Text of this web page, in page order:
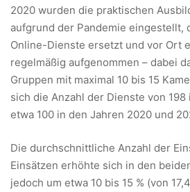
2020 wurden die praktischen
aufgrund der Pandemie eingestellt,
Online-Dienste ersetzt und vor Ort
regelmäßig aufgenommen – dabei
Gruppen mit maximal 10 bis 15
sich die Anzahl der Dienste von 198
etwa 100 in den Jahren 2020 und
Die durchschnittliche Anzahl der
Einsätzen erhöhte sich in den
jedoch um etwa 10 bis 15 % (von